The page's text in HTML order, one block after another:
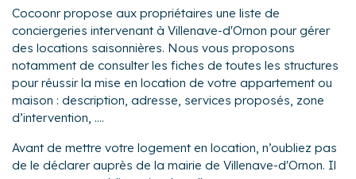
Cocoonr propose aux propriétaires une liste de
conciergeries intervenant à Villenave-d'Ornon pour gérer
des locations saisonnières. Nous vous proposons
notamment de consulter les fiches de toutes les structures
pour réussir la mise en location de votre appartement ou
maison : description, adresse, services proposés, zone
d’intervention, ....
Avant de mettre votre logement en location, n’oubliez pas
de le déclarer auprès de la mairie de Villenave-d'Ornon. Il